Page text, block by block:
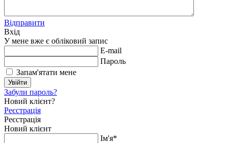
Відправити
Вхід
У мене вже є обліковий запис
E-mail
Пароль
Запам'ятати мене
Увійти
Забули пароль?
Новий клієнт?
Реєстрація
Реєстрація
Новий клієнт
Ім'я*